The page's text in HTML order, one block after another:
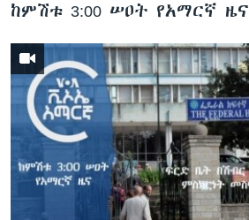
ከምሽቱ 3:00 ሠዐት የአማርኛ ዜና